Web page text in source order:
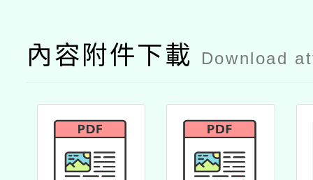
內容附件下載 Download